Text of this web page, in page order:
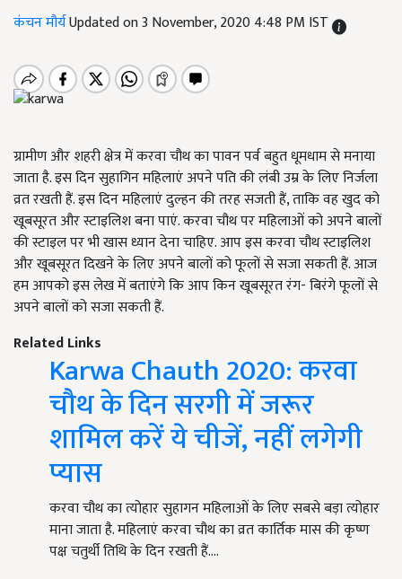
कंचन मौर्यUpdated on 3 November, 2020 4:48 PM IST
ग्रामीण और शहरी क्षेत्र में करवा चौथ का पावन पर्व बहुत धूमधाम से मनाया
जाता है. इस दिन सुहागिन महिलाएं अपने पति की लंबी उम्र के लिए निर्जला
व्रत रखती हैं. इस दिन महिलाएं दुल्हन की तरह सजती हैं,ताकि वह खुद को
खूबसूरत और स्टाइलिश बना पाएं. करवा चौथ पर महिलाओं को अपने बालों
की स्टाइल पर भी खास ध्यान देना चाहिए. आप इस करवा चौथ स्टाइलिश
और खूबसूरत दिखने के लिए अपने बालों को फूलों से सजा सकती हैं. आज
हम आपको इस लेख में बताएंगे कि आप किन खूबसूरत रंग- बिरंगे फूलों से
अपने बालों को सजा सकती हैं.
Related Links
Karwa Chauth 2020: करवा
चौथ के दिन सरगी में जरूर
शामिल करें ये चीजें, नहीं लगेगी
प्यास
करवा चौथ का त्योहार सुहागन महिलाओं के लिए सबसे बड़ा त्योहार
माना जाता है. महिलाएं करवा चौथ का व्रत कार्तिक मास की कृष्ण
पक्ष चतुर्थी तिथि के दिन रखती हैं.…